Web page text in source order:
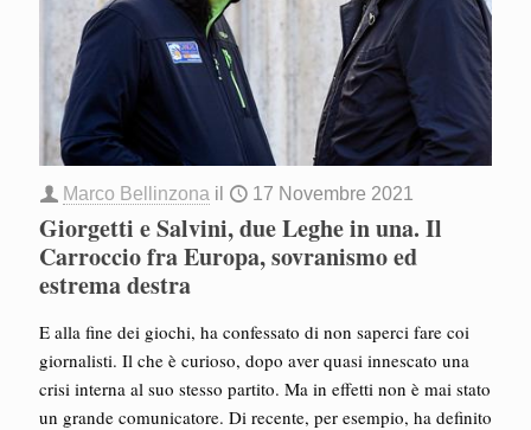
Marco Bellinzona il 17 Novembre 2021
Giorgetti e Salvini, due Leghe in una. Il
Carroccio fra Europa, sovranismo ed
estrema destra
E alla fine dei giochi, ha confessato di non saperci fare coi
giornalisti. Il che è curioso, dopo aver quasi innescato una
crisi interna al suo stesso partito. Ma in effetti non è mai stato
un grande comunicatore. Di recente, per esempio, ha definito